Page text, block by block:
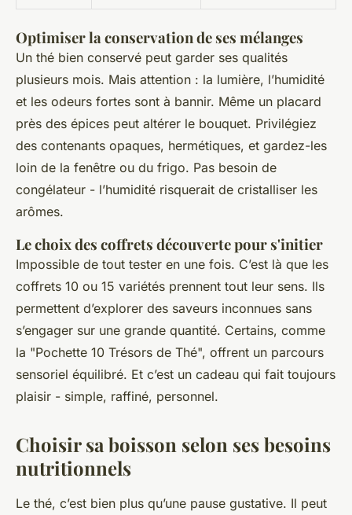
Optimiser la conservation de ses mélanges
Un thé bien conservé peut garder ses qualités
plusieurs mois. Mais attention : la lumière, l’humidité
et les odeurs fortes sont à bannir. Même un placard
près des épices peut altérer le bouquet. Privilégiez
des contenants opaques, hermétiques, et gardez-les
loin de la fenêtre ou du frigo. Pas besoin de
congélateur - l’humidité risquerait de cristalliser les
arômes.
Le choix des coffrets découverte pour s'initier
Impossible de tout tester en une fois. C’est là que les
coffrets 10 ou 15 variétés prennent tout leur sens. Ils
permettent d’explorer des saveurs inconnues sans
s’engager sur une grande quantité. Certains, comme
la "Pochette 10 Trésors de Thé", offrent un parcours
sensoriel équilibré. Et c’est un cadeau qui fait toujours
plaisir - simple, raffiné, personnel.
Choisir sa boisson selon ses besoins
nutritionnels
Le thé, c’est bien plus qu’une pause gustative. Il peut